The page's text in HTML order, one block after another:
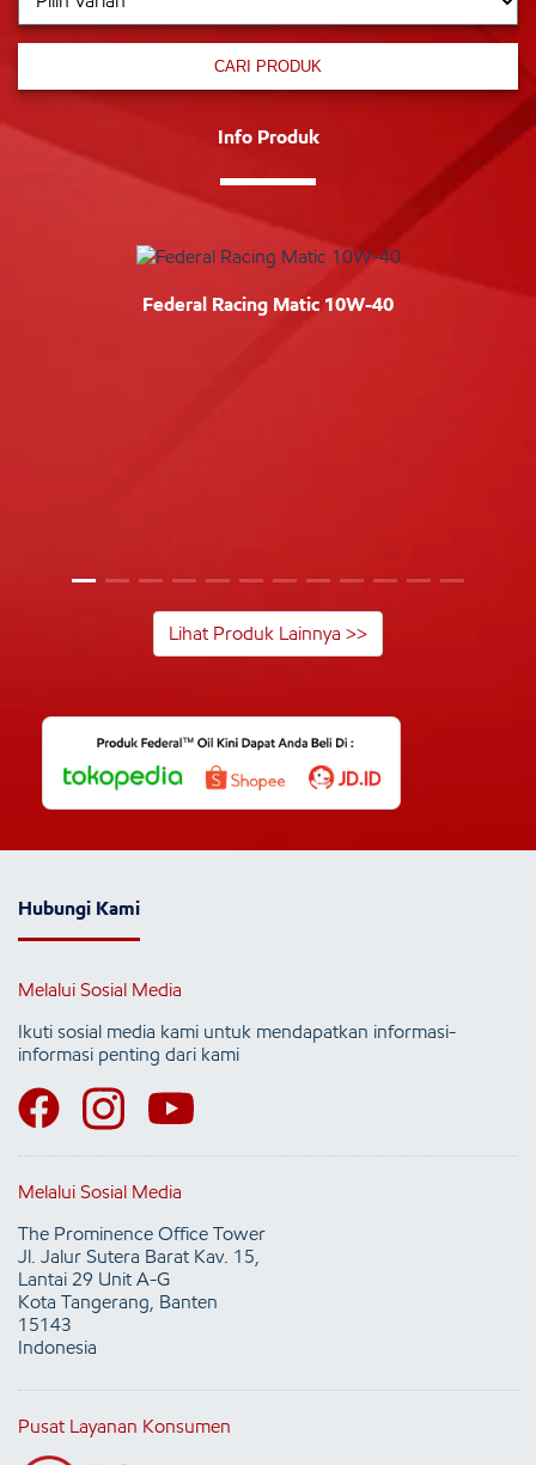
CARI PRODUK
Info Produk
Federal Racing Matic 10W-40
Lihat Produk Lainnya >>
Hubungi Kami
Melalui Sosial Media
Ikuti sosial media kami untuk mendapatkan informasi-
informasi penting dari kami
Melalui Sosial Media
The Prominence Office Tower
Jl. Jalur Sutera Barat Kav. 15,
Lantai 29 Unit A-G
Kota Tangerang, Banten
15143
Indonesia
Pusat Layanan Konsumen